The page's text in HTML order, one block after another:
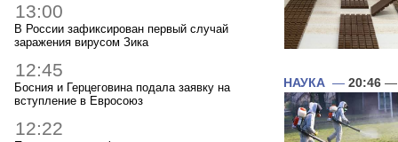
13:00
В России зафиксирован первый случай
заражения вирусом Зика
12:45
Босния и Герцеговина подала заявку на
вступление в Евросоюз
12:22
НАУКА — 20:46 —